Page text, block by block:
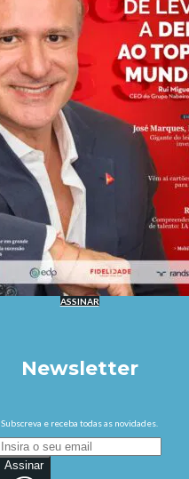
ASSINAR
Newsletter
Subscreva e receba todas as novidades.
Assinar